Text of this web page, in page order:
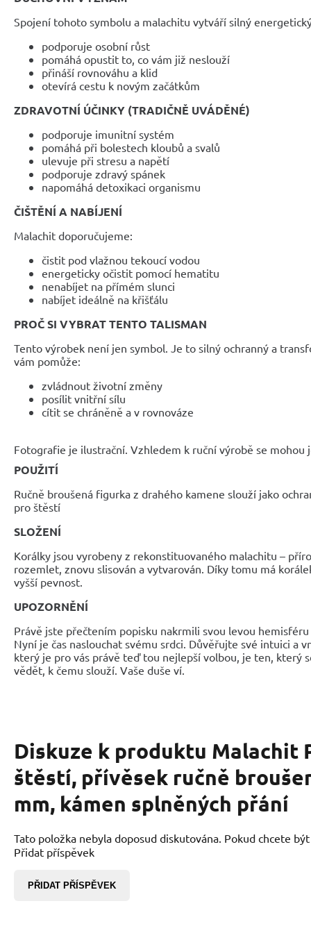
Spojení tohoto symbolu a malachitu vytváří silný
podporuje osobní růst
pomáhá opustit to, co vám již neslouží
přináší rovnováhu a klid
otevírá cestu k novým začátkům
ZDRAVOTNÍ ÚČINKY (TRADIČNĚ UVÁDĚNÉ)
podporuje imunitní systém
pomáhá při bolestech kloubů a svalů
ulevuje při stresu a napětí
podporuje zdravý spánek
napomáhá detoxikaci organismu
ČIŠTĚNÍ A NABÍJENÍ
Malachit doporučujeme:
čistit pod vlažnou tekoucí vodou
energeticky očistit pomocí hematitu
nenabíjet na přímém slunci
nabíjet ideálně na křišťálu
PROČ SI VYBRAT TENTO TALISMAN
Tento výrobek není jen symbol. Je to silný ochranný a
vám pomůže:
zvládnout životní změny
posílit vnitřní sílu
cítit se chráněně a v rovnováze
Fotografie je ilustrační. Vzhledem k ruční výrobě se
POUŽITÍ
Ručně broušená figurka z drahého kamene slouží jako
pro štěstí
SLOŽENÍ
Korálky jsou vyrobeny z rekonstituovaného malachitu –
rozemlet, znovu slisován a vytvarován. Díky tomu má
vyšší pevnost.
UPOZORNĚNÍ
Právě jste přečtením popisku nakrmili svou levou
Nyní je čas naslouchat svému srdci. Důvěřujte své intuici a
který je pro vás právě teď tou nejlepší volbou, je ten, který
vědět, k čemu slouží. Vaše duše ví.
Diskuze k produktu Malachit
štěstí, přívěsek ručně
mm, kámen splněných přání
Tato položka nebyla doposud diskutována. Pokud chcete
Přidat příspěvek
PŘIDAT PŘÍSPĚVEK